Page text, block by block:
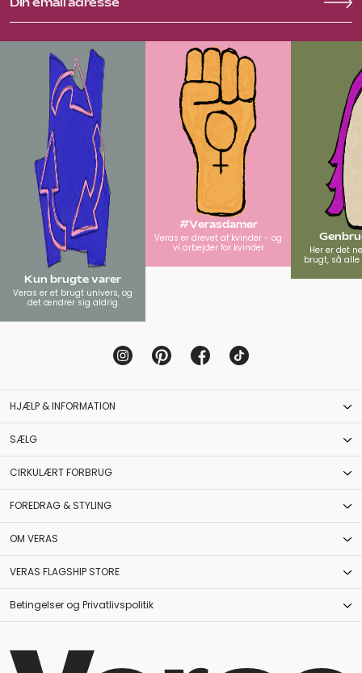
Kun brugte varer
Veras er et brugt univers, og
det ændrer sig aldrig
#Verasdamer
Veras er drevet af kvinder - og
vi arbejder for kvinder
Her er det
brugt, så
HJÆLP & INFORMATION
SÆLG
CIRKULÆRT FORBRUG
FOREDRAG & STYLING
OM VERAS
VERAS FLAGSHIP STORE
Betingelser og Privatlivspolitik